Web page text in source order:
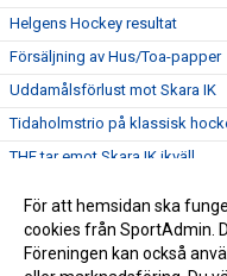
Helgens Hockey resultat
Försäljning av Hus/Toa-papper
Uddamålsförlust mot Skara IK
Tidaholmstrio på klassisk
THF tar emot Skara IK ikväll
Förlust i Lidköping
Helgens Hockey resultat
För att hemsidan ska
cookies från SportAdmin.
Föreningen kan också